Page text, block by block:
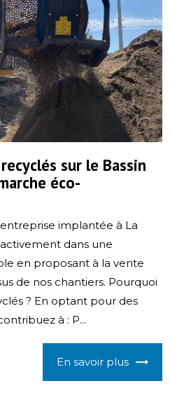
sur le Bassin
éco-
entreprise implantée à La
dans une
en proposant à la vente
de nos chantiers. Pourquoi
? En optant pour des
à : P...
En savoir plus